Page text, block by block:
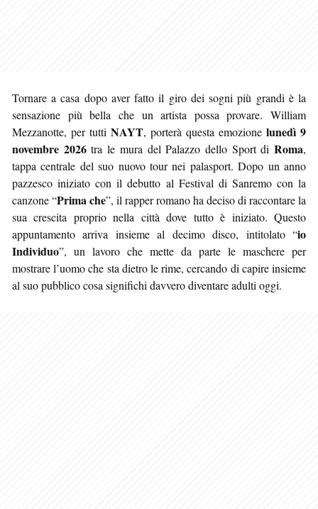
Tornare a casa dopo aver fatto il giro dei sogni più grandi è la
sensazione più bella che un artista possa provare. William
Mezzanotte, per tutti NAYT, porterà questa emozione lunedì 9
novembre 2026tra le mura del Palazzo dello Sport diRoma,
tappa centrale del suo nuovo tour nei palasport. Dopo un anno
pazzesco iniziato con il debutto al Festival di Sanremo con la
canzone “Prima che”, il rapper romano ha deciso di raccontare la
sua crescita proprio nella città dove tutto è iniziato. Questo
appuntamento arriva insieme al decimo disco, intitolato “io
Individuo”, un lavoro che mette da parte le maschere per
mostrare l’uomo che sta dietro le rime, cercando di capire insieme
al suo pubblico cosa significhi davvero diventare adulti oggi.